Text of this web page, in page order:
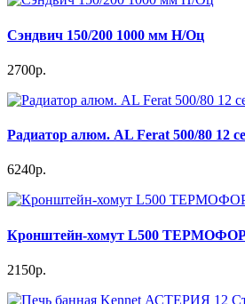
Сэндвич 150/200 1000 мм Н/Оц
2700р.
Радиатор алюм. AL Ferat 500/80 12
6240р.
Кронштейн-хомут L500 ТЕРМОФОР
2150р.